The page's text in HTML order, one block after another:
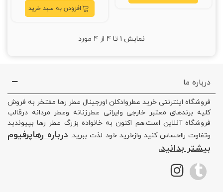
افزودن به سبد خرید
نمایش 1 تا 4 از 4 مورد
درباره ما
فروشگاه اینترنتی خرید عطروادکلن اورجینال عطر رها مفتخر به فروش
کلیه برندهای معتبر خارجی وایرانی عطرزنانه وعطر مردانه درقالب
فروشگاه آنلاین است.هم اکنون به خانواده بزرگ عطر رها بپیوندید
وتفاوت رااحساس کنید وازخرید خود لذت ببرید. درباره رهاپرفیوم
بیشتر بدانید.